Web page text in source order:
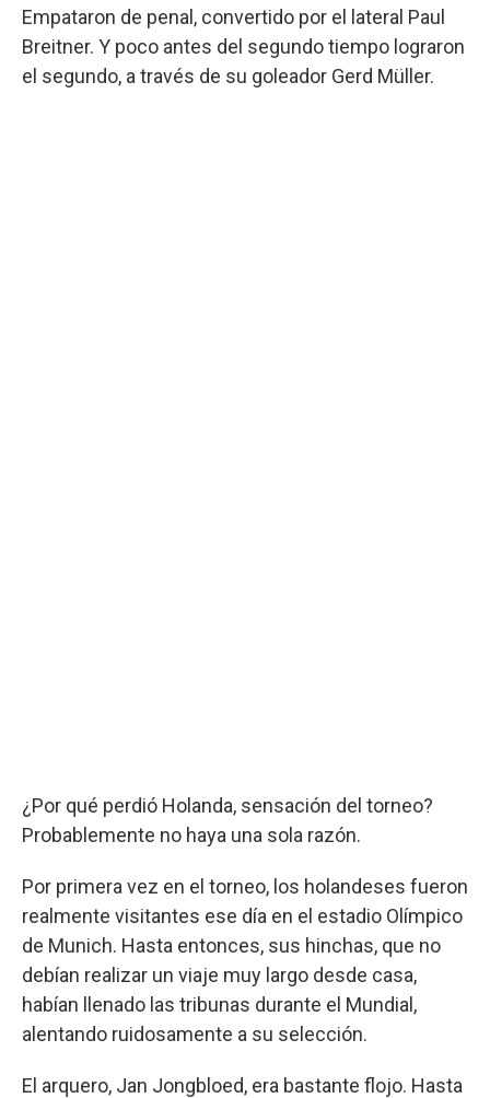
Empataron de penal, convertido por el lateral Paul
Breitner. Y poco antes del segundo tiempo lograron
el segundo, a través de su goleador Gerd Müller.
¿Por qué perdió Holanda, sensación del torneo?
Probablemente no haya una sola razón.
Por primera vez en el torneo, los holandeses fueron
realmente visitantes ese día en el estadio Olímpico
de Munich. Hasta entonces, sus hinchas, que no
debían realizar un viaje muy largo desde casa,
habían llenado las tribunas durante el Mundial,
alentando ruidosamente a su selección.
El arquero, Jan Jongbloed, era bastante flojo. Hasta